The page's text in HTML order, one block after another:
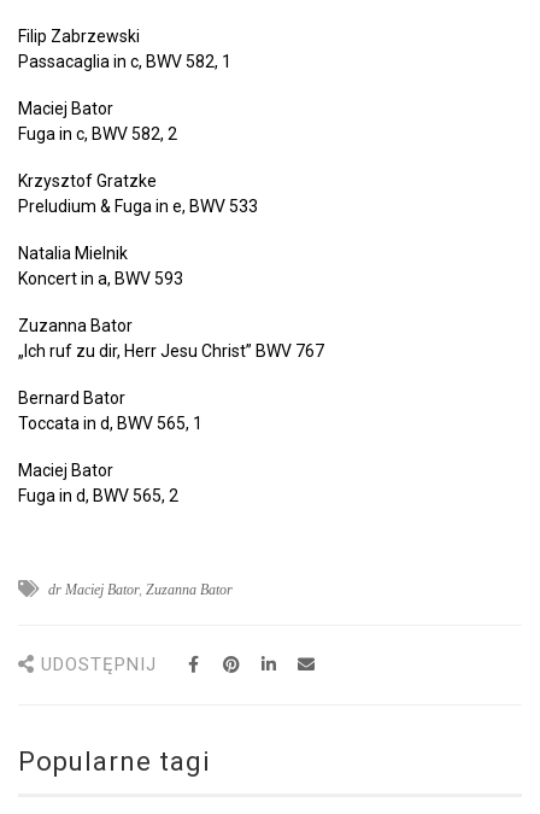
Filip Zabrzewski
Passacaglia in c, BWV 582, 1
Maciej Bator
Fuga in c, BWV 582, 2
Krzysztof Gratzke
Preludium & Fuga in e, BWV 533
Natalia Mielnik
Koncert in a, BWV 593
Zuzanna Bator
„ Ich ruf zu dir, Herr Jesu Christ” BWV 767
Bernard Bator
Toccata in d, BWV 565, 1
Maciej Bator
Fuga in d, BWV 565, 2
dr Maciej Bator, Zuzanna Bator
UDOSTĘPNIJ
Popularne tagi